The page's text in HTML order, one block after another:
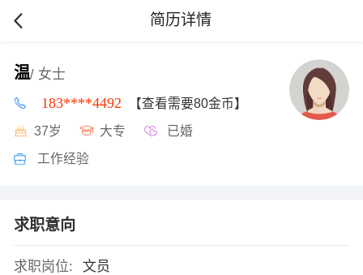
简历详情
温/ 女士
183****4492 【查看需要80金币】
37岁 大专 已婚
工作经验
求职意向
求职岗位:
文员